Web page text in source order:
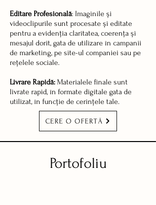
Editare Profesională: Imaginile și
videoclipurile sunt procesate și editate
pentru a evidenția claritatea, coerența și
mesajul dorit, gata de utilizare în campanii
de marketing, pe site-ul companiei sau pe
rețelele sociale.
Livrare Rapidă: Materialele finale sunt
livrate rapid, în formate digitale gata de
utilizat, în funcție de cerințele tale.
CERE O OFERTĂ
Portofoliu